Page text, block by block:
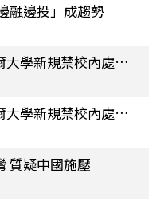
融邊投」成趨勢
學生拖熊進宿舍剝皮取肉 康乃爾大學新規禁校內處理野味
學生拖熊進宿舍剝皮取肉 康乃爾大學新規禁校內處理野味
質疑中國施壓